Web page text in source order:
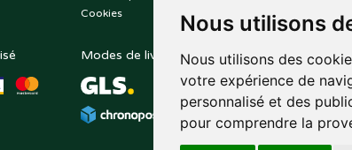
Nous utilisons
Nous utilisons des
votre expérience de
personnalisé et des
pour comprendre la
Cookies
Modes de livraison Suivez-nous sur